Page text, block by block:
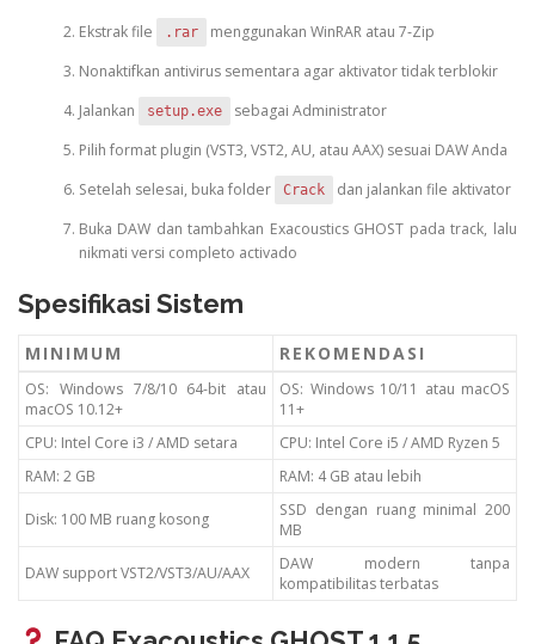
Ekstrak file
.rar
menggunakan WinRAR atau 7‑Zip
Nonaktifkan antivirus sementara agar aktivator tidak terblokir
Jalankan
setup.exe
sebagai Administrator
Pilih format plugin (VST3, VST2, AU, atau AAX) sesuai DAW Anda
Setelah selesai, buka folder
Crack
dan jalankan file aktivator
Buka DAW dan tambahkan Exacoustics GHOST pada track, lalu
nikmati versi completo activado
Spesifikasi Sistem
MINIMUM REKOMENDASI
OS: Windows 7/8/10 64-bit atau
macOS 10.12+
OS: Windows 10/11 atau macOS
11+
CPU: Intel Core i3 / AMD setara
CPU: Intel Core i5 / AMD Ryzen 5
RAM: 2 GB
RAM: 4 GB atau lebih
Disk: 100 MB ruang kosong
SSD dengan ruang minimal 200
MB
DAW support VST2/VST3/AU/AAX
DAW modern tanpa
kompatibilitas terbatas